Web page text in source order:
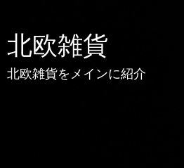
北欧雑貨
北欧雑貨をメインに紹介